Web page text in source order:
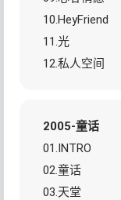
10.HeyFriend
11.光
12.私人空间
2005-童话
01.INTRO
02.童话
03.天堂